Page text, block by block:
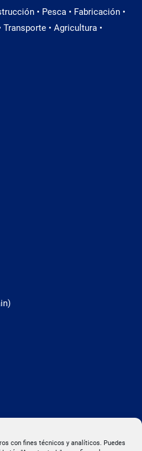
con fines técnicos y analíticos. Puedes
• Pesca • Fabricación •
Transporte • Agricultura •